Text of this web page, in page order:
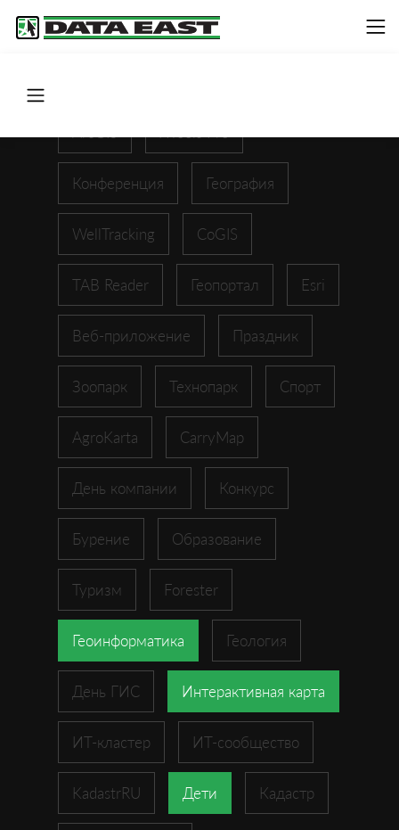
Конференция География
WellTracking CoGIS
TAB Reader Геопортал Esri
Веб-приложение Праздник
Зоопарк Технопарк Спорт
AgroKarta CarryMap
День компании Конкурс
Бурение Образование
Туризм Forester
Геоинформатика Геология
День ГИС Интерактивная карта
ИТ-кластер ИТ-сообщество
KadastrRU Дети Кадастр